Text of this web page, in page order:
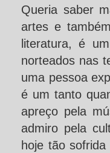
Queria saber
artes e
literatura, é
norteados nas
uma pessoa
é um tanto
apreço pela
admiro pela
hoje tão